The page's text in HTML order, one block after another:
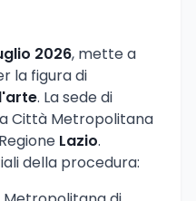
2026, mette a
la figura di
. La sede di
Città Metropolitana
Lazio.
della procedura: